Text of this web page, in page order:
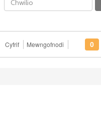
Cyfrif Mewngofnodi 0